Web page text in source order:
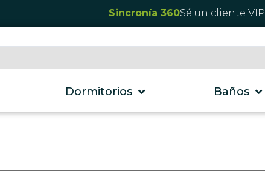
Sincronía 360Sé un cliente VIP
Dormitorios Baños